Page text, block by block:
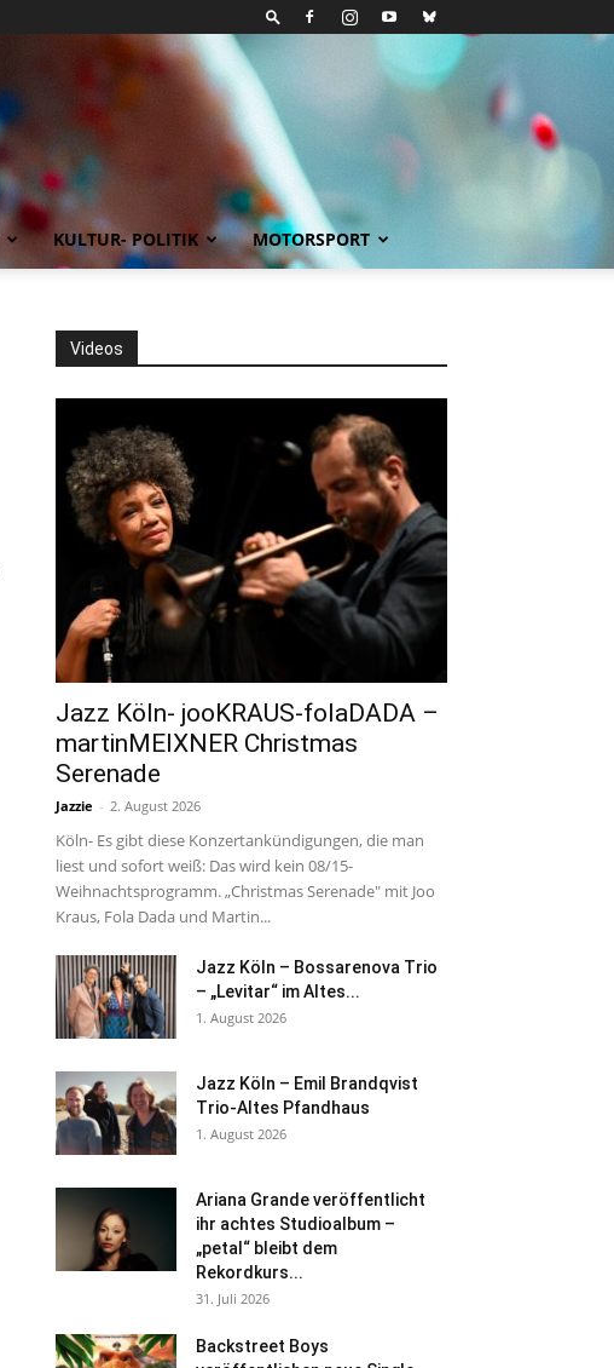
KULTUR- POLITIK MOTORSPORT
Videos
Jazz Köln- jooKRAUS-folaDADA –
martinMEIXNER Christmas
Serenade
Jazzie - 2. August 2026
Köln- Es gibt diese Konzertankündigungen, die man
liest und sofort weiß: Das wird kein 08/15-
Weihnachtsprogramm. „Christmas Serenade" mit Joo
Kraus, Fola Dada und Martin...
Jazz Köln – Bossarenova Trio
– „Levitar“ im Altes...
1. August 2026
Jazz Köln – Emil Brandqvist
Trio-Altes Pfandhaus
1. August 2026
Ariana Grande veröffentlicht
ihr achtes Studioalbum –
„petal“ bleibt dem
Rekordkurs...
31. Juli 2026
Backstreet Boys